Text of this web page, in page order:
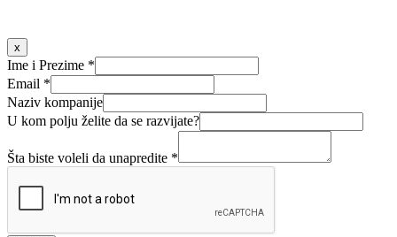
x
Ime i Prezime *
Email *
Naziv kompanije
U kom polju želite da se razvijate?
Šta biste voleli da unapredite *